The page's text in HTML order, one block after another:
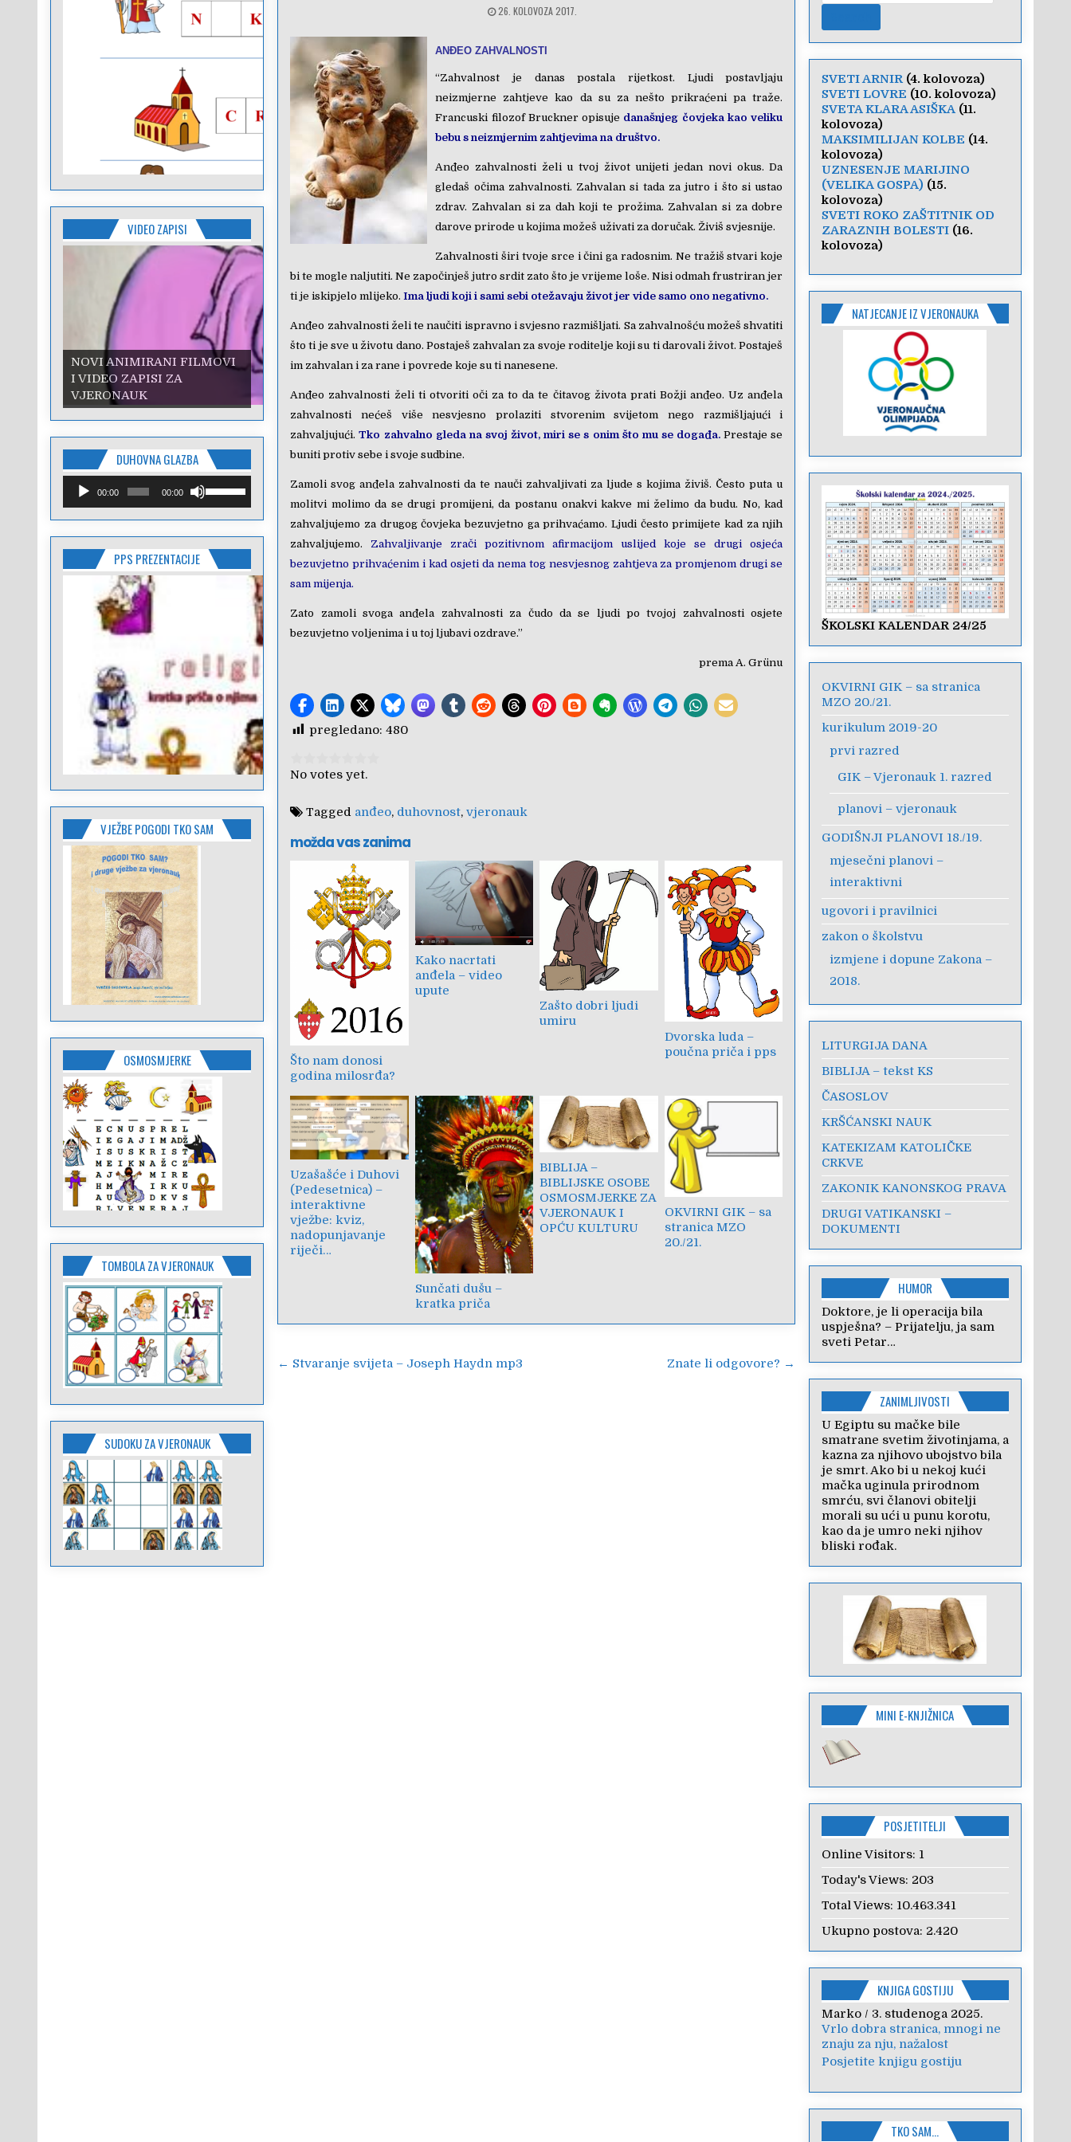
26. KOLOVOZA 2017.
ANĐEO ZAHVALNOSTI
“Zahvalnost je danas postala rijetkost. Ljudi postavljaju
neizmjerne zahtjeve kao da su za nešto prikraćeni pa traže.
Francuski filozof Bruckner opisuje današnjeg čovjeka kao veliku
bebu s neizmjernim zahtjevima na društvo.
Anđeo zahvalnosti želi u tvoj život unijeti jedan novi okus. Da
gledaš očima zahvalnosti. Zahvalan si tada za jutro i što si ustao
zdrav. Zahvalan si za dah koji te prožima. Zahvalan si za dobre
darove prirode u kojima možeš uživati za doručak. Živiš svjesnije.
Zahvalnosti širi tvoje srce i čini ga radosnim. Ne tražiš stvari koje
bi te mogle naljutiti. Ne započinješ jutro srdit zato što je vrijeme loše. Nisi odmah frustriran jer
ti je iskipjelo mlijeko.Ima ljudi koji i sami sebi otežavaju život jer vide samo ono negativno.
Anđeo zahvalnosti želi te naučiti ispravno i svjesno razmišljati. Sa zahvalnošću možeš shvatiti
što ti je sve u životu dano. Postaješ zahvalan za svoje roditelje koji su ti darovali život. Postaješ
im zahvalan i za rane i povrede koje su ti nanesene.
Anđeo zahvalnosti želi ti otvoriti oči za to da te čitavog života prati Božji anđeo. Uz anđela
zahvalnosti nećeš više nesvjesno prolaziti stvorenim svijetom nego razmišljajući i
zahvaljujući.Tko zahvalno gleda na svoj život, miri se s onim što mu se događa. Prestaje se
buniti protiv sebe i svoje sudbine.
Zamoli svog anđela zahvalnosti da te nauči zahvaljivati za ljude s kojima živiš. Često puta u
molitvi molimo da se drugi promijeni, da postanu onakvi kakve mi želimo da budu. No, kad
zahvaljujemo za drugog čovjeka bezuvjetno ga prihvaćamo. Ljudi često primijete kad za njih
zahvaljujemo. Zahvaljivanje zrači pozitivnom afirmacijom uslijed koje se drugi osjeća
bezuvjetno prihvaćenim i kad osjeti da nema tog nesvjesnog zahtjeva za promjenom drugi se
sam mijenja.
Zato zamoli svoga anđela zahvalnosti za čudo da se ljudi po tvojoj zahvalnosti osjete
bezuvjetno voljenima i u toj ljubavi ozdrave.”
prema A. Grünu
pregledano: 480
No votes yet.
Tagged anđeo, duhovnost,vjeronauk
možda vas zanima
Što nam donosi
godina milosrđa?
Kako nacrtati
anđela – video
upute
Zašto dobri ljudi
umiru
Dvorska luda –
poučna priča i pps
Uzašašće i Duhovi
(Pedesetnica) –
interaktivne
vježbe: kviz,
nadopunjavanje
riječi…
Sunčati dušu –
kratka priča
BIBLIJA –
BIBLIJSKE OSOBE
OSMOSMJERKE ZA
VJERONAUK I
OPĆU KULTURU
OKVIRNI GIK – sa
stranica MZO
20./21.
Navigacija
← Stvaranje svijeta – Joseph Haydn mp3 Znate li odgovore? →
VIDEO ZAPISI
NOVI ANIMIRANI FILMOVI
I VIDEO ZAPISI ZA
VJERONAUK
DUHOVNA GLAZBA
Reproduktor
audiozapisa
00:00 00:00
tipke
kako
biste
PPS PREZENTACIJE
VJEŽBE POGODI TKO SAM
OSMOSMJERKE
TOMBOLA ZA VJERONAUK
SUDOKU ZA VJERONAUK
SVETI ARNIR(4. kolovoza)
SVETI LOVRE (10. kolovoza)
SVETA KLARA ASIŠKA(11.
kolovoza)
MAKSIMILIJAN KOLBE (14.
kolovoza)
UZNESENJE MARIJINO
(VELIKA GOSPA) (15.
kolovoza)
SVETI ROKO ZAŠTITNIK OD
ZARAZNIH BOLESTI(16.
kolovoza)
NATJECANJE IZ VJERONAUKA
ŠKOLSKI KALENDAR 24/25
OKVIRNI GIK – sa stranica
MZO 20./21.
kurikulum 2019-20
prvi razred
GIK – Vjeronauk 1. razred
planovi – vjeronauk
GODIŠNJI PLANOVI 18./19.
mjesečni planovi –
interaktivni
ugovori i pravilnici
zakon o školstvu
izmjene i dopune Zakona –
2018.
LITURGIJA DANA
BIBLIJA – tekst KS
ČASOSLOV
KRŠĆANSKI NAUK
KATEKIZAM KATOLIČKE
CRKVE
ZAKONIK KANONSKOG PRAVA
DRUGI VATIKANSKI –
DOKUMENTI
HUMOR
Doktore, je li operacija bila
uspješna? – Prijatelju, ja sam
sveti Petar…
ZANIMLJIVOSTI
U Egiptu su mačke bile
smatrane svetim životinjama, a
kazna za njihovo ubojstvo bila
je smrt. Ako bi u nekoj kući
mačka uginula prirodnom
smrću, svi članovi obitelji
morali su ući u punu korotu,
kao da je umro neki njihov
bliski rođak.
MINI E-KNJIŽNICA
POSJETITELJI
Online Visitors: 1
Today's Views: 203
Total Views: 10.463.341
Ukupno postova: 2.420
KNJIGA GOSTIJU
Marko/ 3. studenoga 2025.
Vrlo dobra stranica, mnogi ne
znaju za nju, nažalost
Anica/ 7. veljače 2024.
Poštovanje, draga kolegice!
Hvala Vam na nesebičnom
radu i promoviranju...